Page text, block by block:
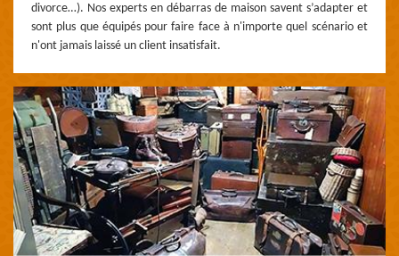
divorce…). Nos experts en débarras de maison savent s’adapter et
sont plus que équipés pour faire face à n'importe quel scénario et
n'ont jamais laissé un client insatisfait.